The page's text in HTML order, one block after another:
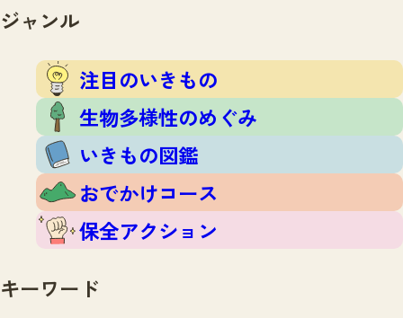
保全アクション
調査結果
ふくおかいきものマップ
マッチング
マッチングTOP
掲載申し込みフォーム
お問合せ
ジャンル
注目のいきもの
生物多様性のめぐみ
いきもの図鑑
おでかけコース
保全アクション
キーワード